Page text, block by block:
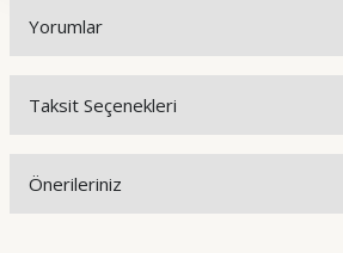
Yorumlar
Taksit Seçenekleri
Önerileriniz